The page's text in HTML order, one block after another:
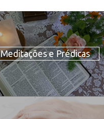
Meditações e Prédicas